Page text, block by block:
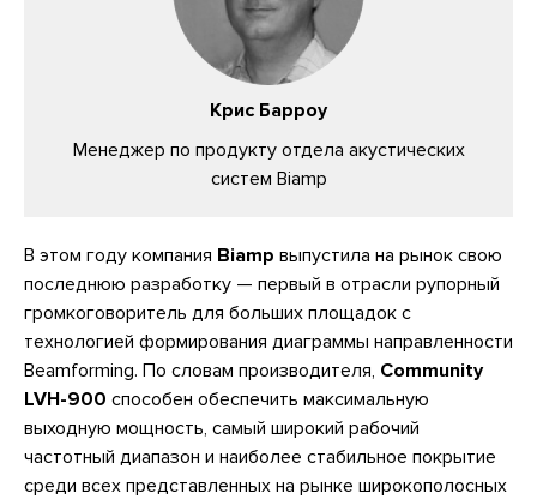
Крис Барроу
Менеджер по продукту отдела акустических
систем Biamp
В этом году компания Biamp выпустила на рынок свою
последнюю разработку — первый в отрасли рупорный
громкоговоритель для больших площадок с
технологией формирования диаграммы направленности
Beamforming. По словам производителя, Community
LVH-900 способен обеспечить максимальную
выходную мощность, самый широкий рабочий
частотный диапазон и наиболее стабильное покрытие
среди всех представленных на рынке широкополосных